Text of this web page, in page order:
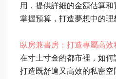
用，提供詳細的金額估算
掌握預算，打造夢想中的理
臥房兼書房：打造專屬高效
在寸土寸金的都市裡，如何
打造既舒適又高效的私密空